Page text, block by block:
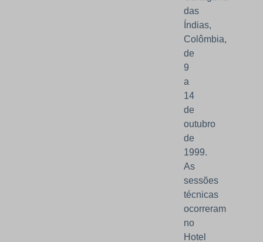
das
Índias,
Colômbia,
de
9
a
14
de
outubro
de
1999.
As
sessões
técnicas
ocorreram
no
Hotel